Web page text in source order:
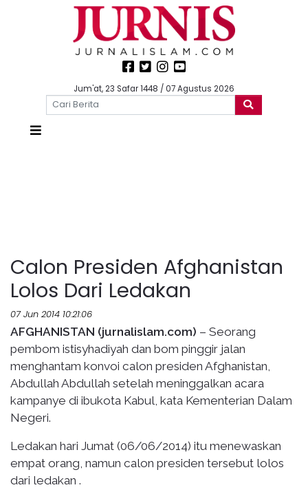
Jum'at, 23 Safar 1448 / 07 Agustus 2026
Calon Presiden Afghanistan
Lolos Dari Ledakan
07 Jun 2014 10:21:06
AFGHANISTAN (jurnalislam.com) – Seorang
pembom istisyhadiyah dan bom pinggir jalan
menghantam konvoi calon presiden Afghanistan,
Abdullah Abdullah setelah meninggalkan acara
kampanye di ibukota Kabul, kata Kementerian Dalam
Negeri.
Ledakan hari Jumat (06/06/2014) itu menewaskan
empat orang, namun calon presiden tersebut lolos
dari ledakan .